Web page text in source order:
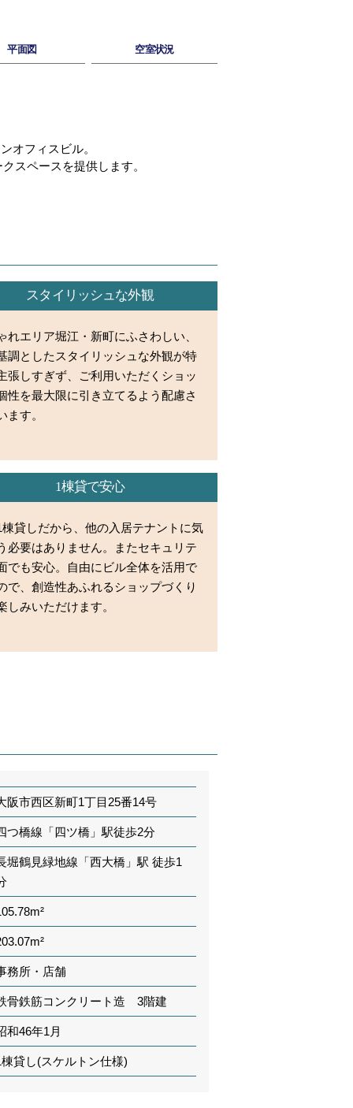
平面図 空室状況
オフィスビル。
スペースを提供します。
スタイリッシュな外観
れエリア堀江・新町にふさわしい、
調としたスタイリッシュな外観が特
張しすぎず、ご利用いただくショッ
性を最大限に引き立てるよう配慮さ
ます。
1棟貸で安心
貸しだから、他の入居テナントに気
必要はありません。またセキュリテ
でも安心。自由にビル全体を活用で
で、創造性あふれるショップづくり
しみいただけます。
阪市西区新町1丁目25番14号
つ橋線「四ツ橋」駅徒歩2分
堀鶴見緑地線「西大橋」駅 徒歩1
務所・店舗
骨鉄筋コンクリート造 3階建
和46年1月
貸し(スケルトン仕様)